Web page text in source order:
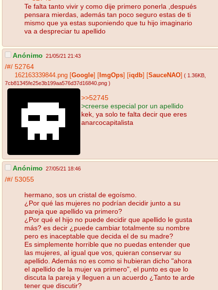
Te falta tanto vivir y como dije primero ponerla ,después
pensara mierdas, además tan poco seguro estas de ti
mismo que ya estas suponiendo que tu hijo imaginario
va a despreciar tu apellido
Anónimo 21/05/21 21:43
/#/ 52764
162163339844.png Google ImgOps iqdb SauceNAO ( 1.36KB
7cb81345fe25e3b199aa576d37d16840.png )
>>52745
>creerse especial por un apellido
kek, ya solo te falta decir que eres
anarcocapitalista
Anónimo 27/05/21 18:46
/#/ 53055
hermano, sos un cristal de egoísmo.
¿Por qué las mujeres no podrían decidir junto a su
pareja que apellido va primero?
¿Por qué el hijo no puede decidir que apellido le gusta
más? es decir ¿puede cambiar totalmente su nombre
pero es inaceptable que decida el de su madre?
Es simplemente horrible que no puedas entender que
las mujeres, al igual que vos, quieran conservar su
apellido. Además no es como si hubieran dicho "ahora
el apellido de la mujer va primero", el punto es que lo
discuta la pareja y lleguen a un acuerdo ¿Tanto te arde
tener que discutir?